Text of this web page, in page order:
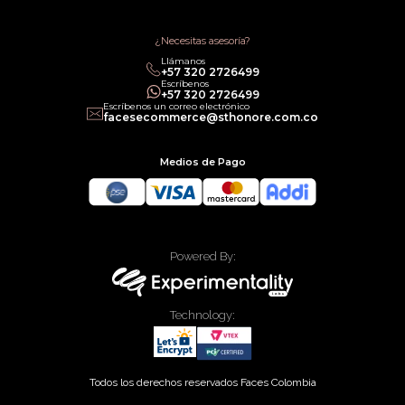
Política legal de Gift Cards¿Necesitas asesoría?
Llámanos
‎+57 320 2726499
Escríbenos
‎+57 320 2726499
Escríbenos un correo electrónico
facesecommerce@sthonore.com.co
Medios de Pago
Powered By:
Technology:
Todos los derechos reservados Faces Colombia